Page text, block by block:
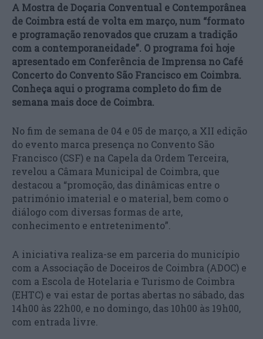
A Mostra de Doçaria Conventual e Contemporânea
de Coimbra está de volta em março, num “formato
e programação renovados que cruzam a tradição
com a contemporaneidade”. O programa foi hoje
apresentado em Conferência de Imprensa no Café
Concerto do Convento São Francisco em Coimbra.
Conheça aqui o programa completo do fim de
semana mais doce de Coimbra.
No fim de semana de 04 e 05 de março, a XII edição
do evento marca presença no Convento São
Francisco (CSF) e na Capela da Ordem Terceira,
revelou a Câmara Municipal de Coimbra, que
destacou a “promoção, das dinâmicas entre o
património imaterial e o material, bem como o
diálogo com diversas formas de arte,
conhecimento e entretenimento”.
A iniciativa realiza-se em parceria do município
com a Associação de Doceiros de Coimbra (ADOC) e
com a Escola de Hotelaria e Turismo de Coimbra
(EHTC) e vai estar de portas abertas no sábado, das
14h00 às 22h00, e no domingo, das 10h00 às 19h00,
com entrada livre.